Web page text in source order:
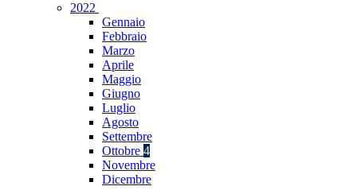
2022
Gennaio
Febbraio
Marzo
Aprile
Maggio
Giugno
Luglio
Agosto
Settembre
Ottobre 4
Novembre
Dicembre